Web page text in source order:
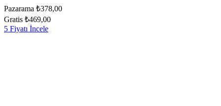
Pazarama ₺378,00
Gratis ₺469,00
5 Fiyatı İncele